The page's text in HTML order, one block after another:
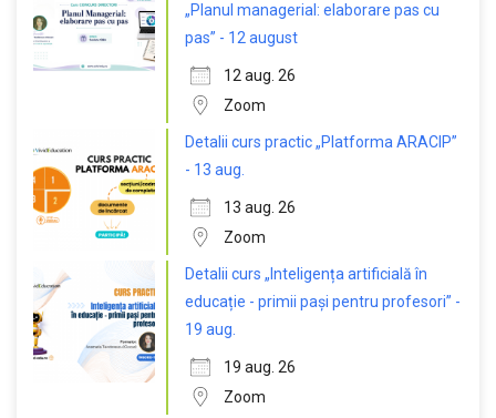
„Planul managerial: elaborare pas cu
pas” - 12 august
12 aug. 26
Zoom
Detalii curs practic „Platforma ARACIP”
- 13 aug.
13 aug. 26
Zoom
Detalii curs „Inteligența artificială în
educație - primii pași pentru profesori” -
19 aug.
19 aug. 26
Zoom